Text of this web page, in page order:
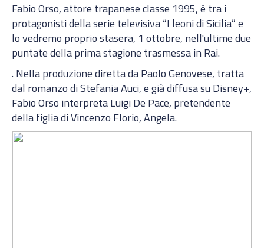
Fabio Orso, attore trapanese classe 1995, è tra i
protagonisti della serie televisiva “I leoni di Sicilia” e
lo vedremo proprio stasera, 1 ottobre, nell'ultime due
puntate della prima stagione trasmessa in Rai.
. Nella produzione diretta da Paolo Genovese, tratta
dal romanzo di Stefania Auci, e già diffusa su Disney+,
Fabio Orso interpreta Luigi De Pace, pretendente
della figlia di Vincenzo Florio, Angela.